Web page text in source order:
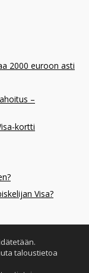
2000 euroon asti
–
kortti
Visa?
taloustietoa